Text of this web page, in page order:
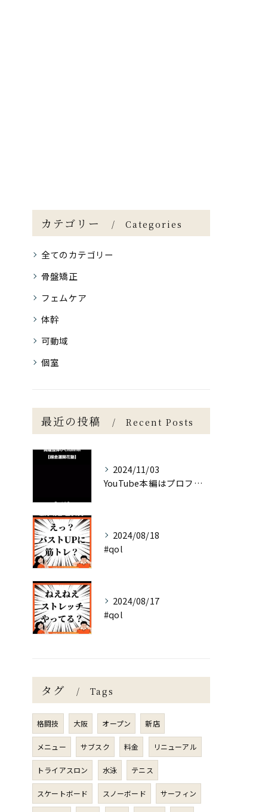
カテゴリー Categories
全てのカテゴリー
骨盤矯正
フェムケア
体幹
可動域
個室
最近の投稿 Recent Posts
2024/11/03
YouTube本編はプロフィールより
2024/08/18
#qol
2024/08/17
#qol
タグ Tags
格闘技 大阪 オープン 新店
メニュー サブスク 料金 リニューアル
トライアスロン 水泳 テニス
スケートボード スノーボード サーフィン